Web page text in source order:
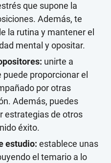
que supone la
Además, te
la rutina y mantener el
mental y opositar.
unirte a
proporcionar el
por otras
Además, puedes
estrategias de otros
éxito.
estudio: establece unas
el temario a lo